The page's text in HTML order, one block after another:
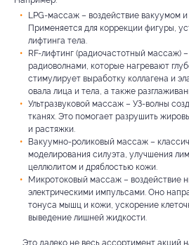
LPG-массаж – воздействие вакуумом
Применяется для коррекции фигуры,
лифтинга тела.
RF-лифтинг (радиочастотный массаж)
радиоволнами, которые нагревают
стимулирует выработку коллагена и
овала лица и тела, а также
Ультразвуковой массаж – УЗ-волны
тканях. Это помогает разрушить
и растяжки.
Вакуумно-роликовый массаж –
моделирования силуэта, улучшения
целлюлитом и дряблостью кожи.
Микротоковый массаж – воздействие
электрическими импульсами. Оно
тонуса мышц и кожи, ускорение
выведение лишней жидкости.
Это далеко не весь ассортимент акций